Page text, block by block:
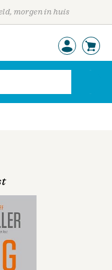
morgen in huis